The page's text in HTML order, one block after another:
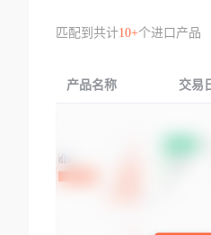
匹配到共计10+个进口产品
产品名称 交易